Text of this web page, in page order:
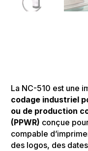
La NC-510 est une
codage industriel
ou de production
(PPWR) conçue
compable
des logos, des